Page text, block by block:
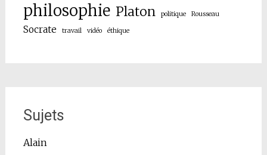
philosophie Platon politique Rousseau
Socrate travail vidéo éthique
Sujets
Alain